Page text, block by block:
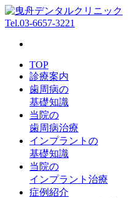
Tel.03-6657-3221
TOP
診療案内
歯周病の
基礎知識
当院の
歯周病治療
インプラントの
基礎知識
当院の
インプラント治療
症例紹介